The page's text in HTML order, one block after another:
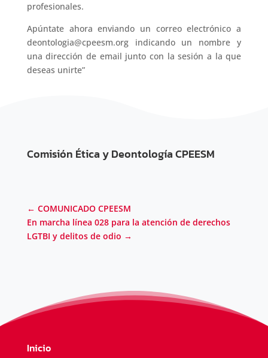
profesionales.
Apúntate ahora enviando un correo electrónico a
deontologia@cpeesm.org indicando un nombre y
una dirección de email junto con la sesión a la que
deseas unirte”
Comisión Ética y Deontología CPEESM
← COMUNICADO CPEESM
En marcha línea 028 para la atención de derechos
LGTBI y delitos de odio →
Inicio